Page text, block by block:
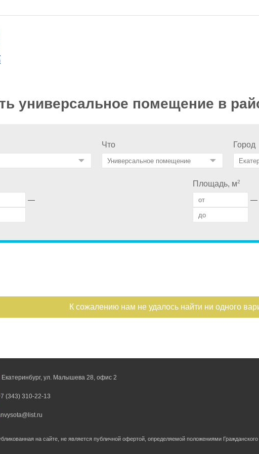
универсальное помещение в
Что Город
—
Площадь, м2
—
К сожалению нам не удалось найти ни одного
Екатеринбург, ул. Малышева 28, офис 2
(343) 310-22-13
на сайте, не является публичной офертой, определяемой положениями